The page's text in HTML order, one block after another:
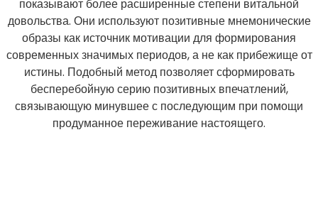
показывают более расширенные степени витальной
довольства. Они используют позитивные мнемонические
образы как источник мотивации для формирования
современных значимых периодов, а не как прибежище от
истины. Подобный метод позволяет сформировать
бесперебойную серию позитивных впечатлений,
связывающую минувшее с последующим при помощи
продуманное переживание настоящего.